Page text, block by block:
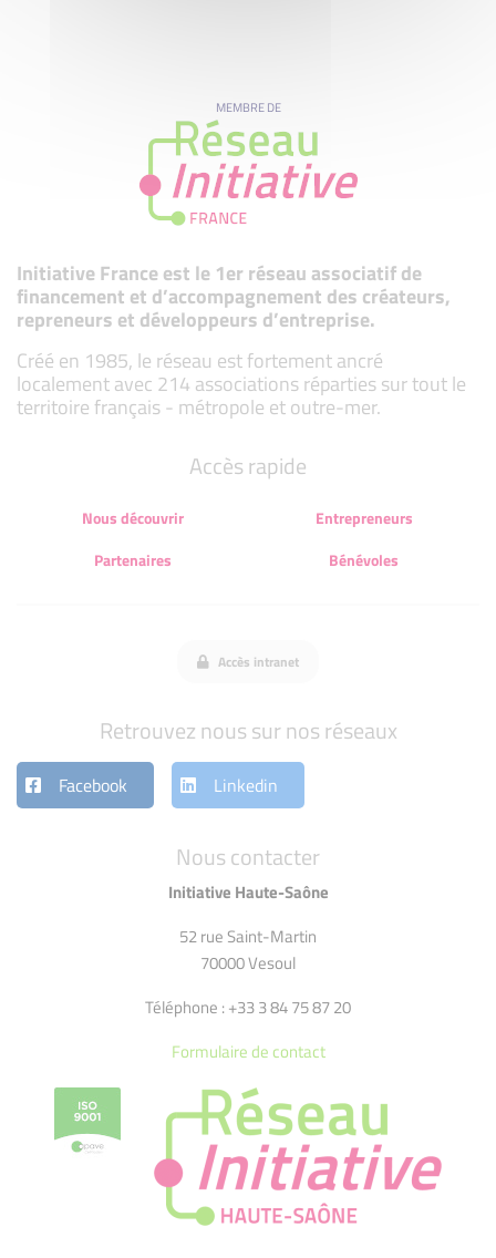
MEMBRE DE
Initiative France est le 1er réseau associatif de
financement et d’accompagnement des créateurs,
repreneurs et développeurs d’entreprise.
Créé en 1985, le réseau est fortement ancré
localement avec 214 associations réparties sur tout le
territoire français - métropole et outre-mer.
Nous contacter
Initiative Haute-Saône
52 rue Saint-Martin
70000 Vesoul
Téléphone : +33 3 84 75 87 20
Formulaire de contact
Accès rapide
Nous découvrir
Entrepreneurs
Partenaires
Bénévoles
Accès intranet
Retrouvez nous sur nos réseaux
Facebook Linkedin